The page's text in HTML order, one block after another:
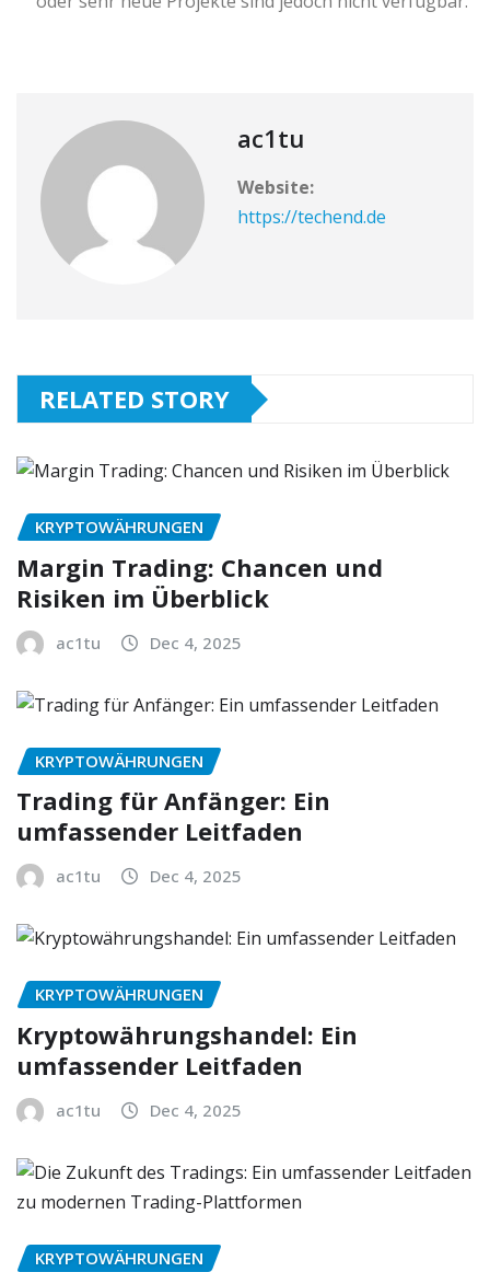
ac1tu
Website:
https://techend.de
RELATED STORY
KRYPTOWÄHRUNGEN
Margin Trading: Chancen und
Risiken im Überblick
ac1tu Dec 4, 2025
KRYPTOWÄHRUNGEN
Trading für Anfänger: Ein
umfassender Leitfaden
ac1tu Dec 4, 2025
KRYPTOWÄHRUNGEN
Kryptowährungshandel: Ein
umfassender Leitfaden
ac1tu Dec 4, 2025
KRYPTOWÄHRUNGEN